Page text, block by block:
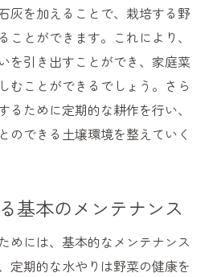
灰を加えることで、栽培する野
ことができます。これにより、
を引き出すことができ、家庭菜
むことができるでしょう。さら
るために定期的な耕作を行い、
のできる土壌環境を整えていく
基本のメンテナンス
めには、基本的なメンテナンス
定期的な水やりは野菜の健康を